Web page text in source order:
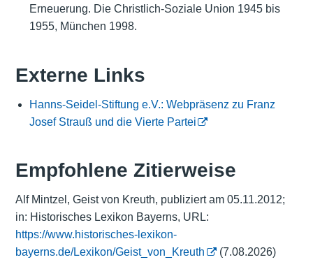
Erneuerung. Die Christlich-Soziale Union 1945 bis
1955, München 1998.
Externe Links
Hanns-Seidel-Stiftung e.V.: Webpräsenz zu Franz
Josef Strauß und die Vierte Partei
Empfohlene Zitierweise
Alf Mintzel, Geist von Kreuth, publiziert am 05.11.2012;
in: Historisches Lexikon Bayerns, URL:
https://www.historisches-lexikon-
bayerns.de/Lexikon/Geist_von_Kreuth
(7.08.2026)